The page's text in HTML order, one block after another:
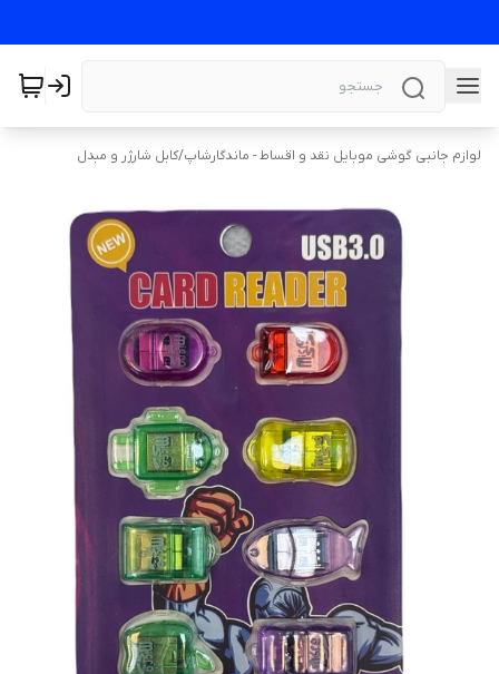
لوازم جانبی گوشی موبایل نقد و اقساط - ماندگارشاپ/کابل شارژر و مبدل